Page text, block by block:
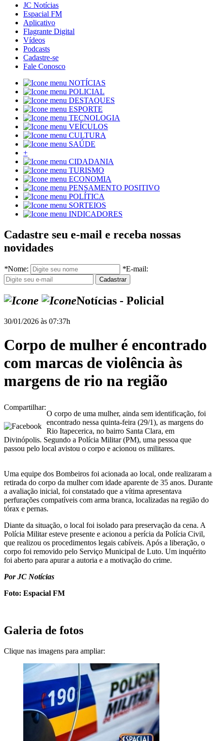
JC Notícias
Espacial FM
Aplicativo
Flagrante Digital
Vídeos
Podcasts
Cadastre-se
Fale Conosco
NOTÍCIAS
POLICIAL
DESTAQUES
ESPORTE
TECNOLOGIA
VEÍCULOS
CULTURA
SAÚDE
+
CIDADANIA
TURISMO
ECONOMIA
PENSAMENTO POSITIVO
POLÍTICA
SORTEIOS
INDICADORES
Cadastre seu e-mail e receba nossas
novidades
*Nome: *E-mail:
Notícias - Policial
30/01/2026 às 07:37h
Corpo de mulher é encontrado
com marcas de violência às
margens de rio na região
Compartilhar:
O corpo de uma mulher, ainda sem identificação, foi
encontrado nessa quinta-feira (29/1), as margens do
Rio Itapecerica, no bairro Santa Clara, em
Divinópolis. Segundo a Polícia Militar (PM), uma pessoa que
passou pelo local avistou o corpo e acionou os militares.
Uma equipe dos Bombeiros foi acionada ao local, onde realizaram a
retirada do corpo da mulher com idade aparente de 35 anos. Durante
a avaliação inicial, foi constatado que a vítima apresentava
perfurações compatíveis com arma branca, localizadas na região do
tórax e pernas.
Diante da situação, o local foi isolado para preservação da cena. A
Polícia Militar esteve presente e acionou a perícia da Polícia Civil,
que realizou os procedimentos legais cabíveis. Após a liberação, o
corpo foi removido pelo Serviço Municipal de Luto. Um inquérito
foi aberto para apurar a autoria e a motivação do crime.
Por JC Notícias
Foto: Espacial FM
Galeria de fotos
Clique nas imagens para ampliar: